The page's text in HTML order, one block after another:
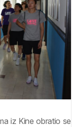
iz Kine obratio se